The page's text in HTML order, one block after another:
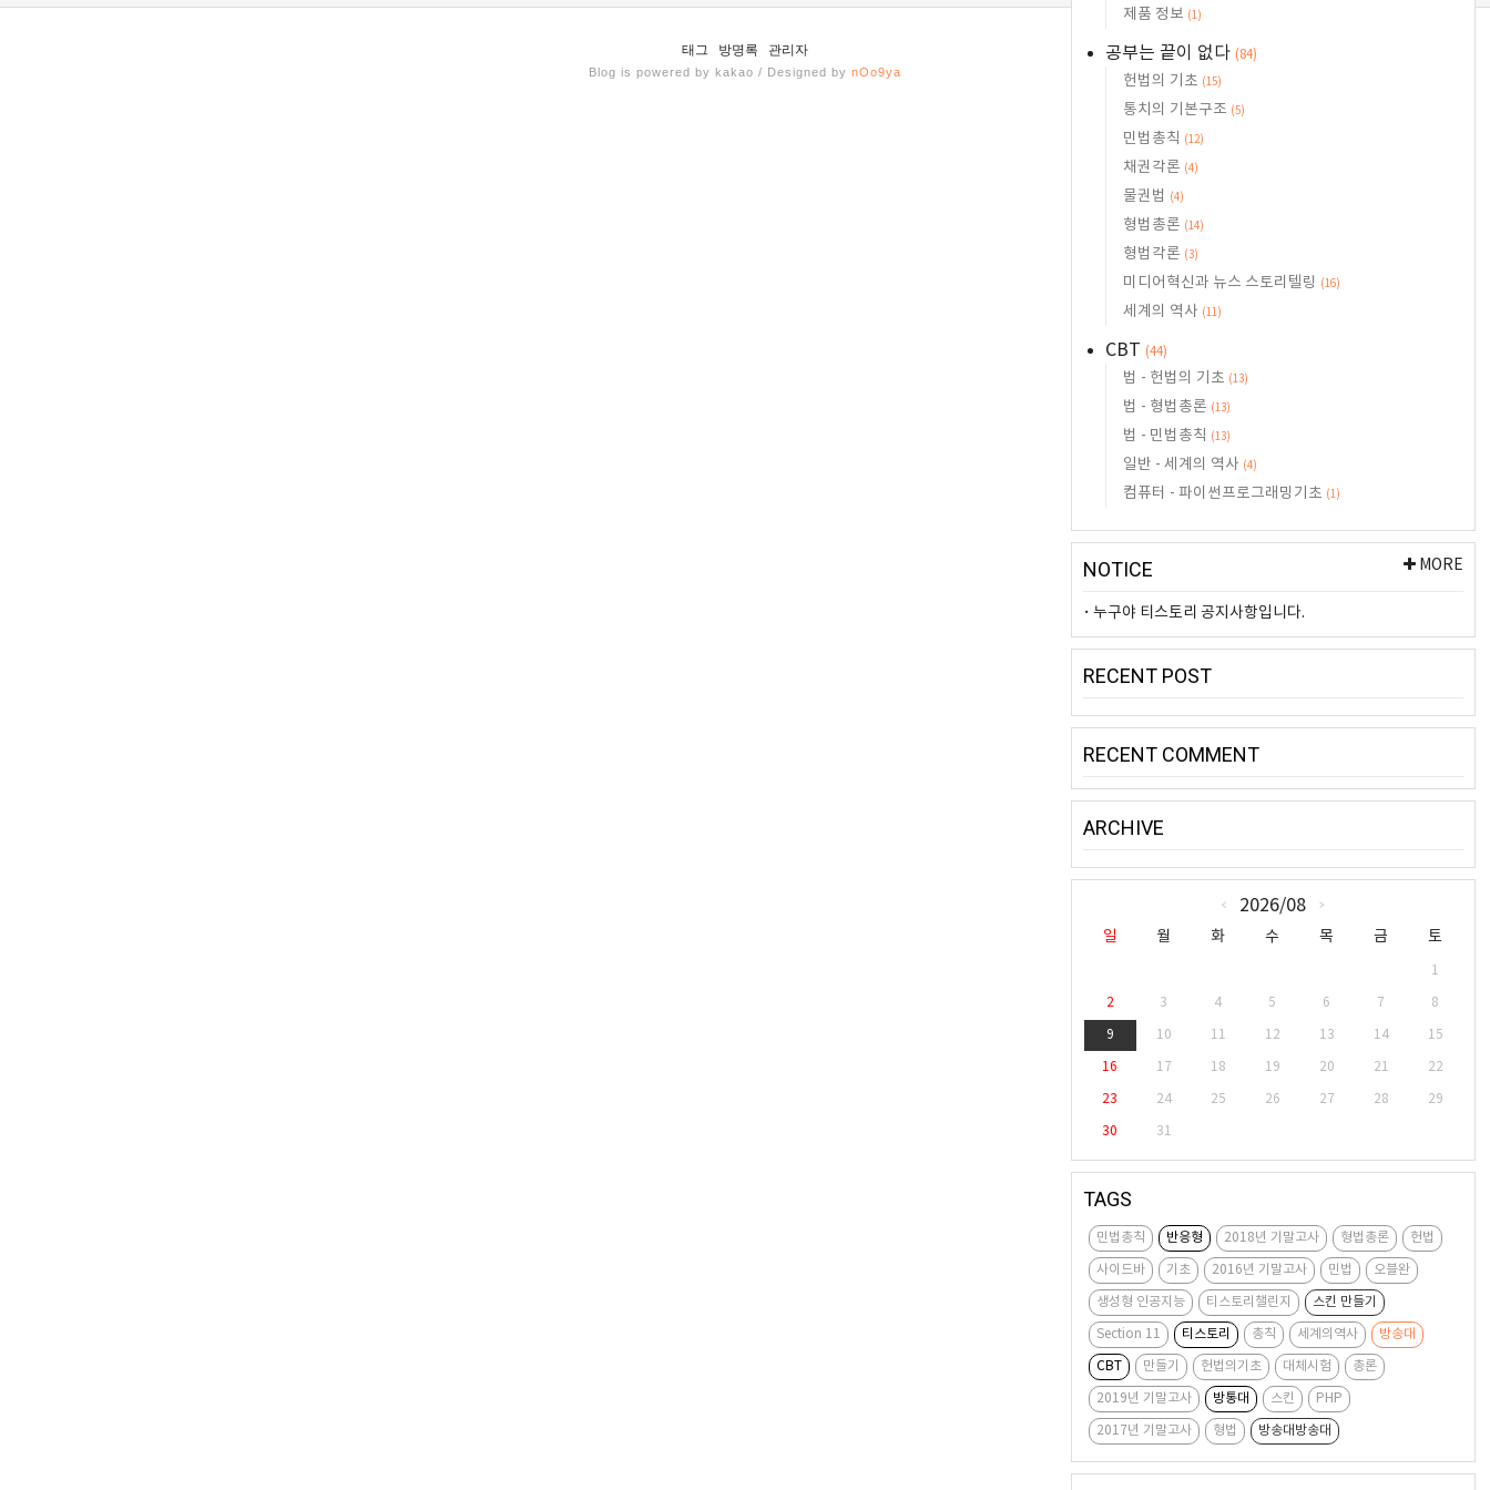
제품 정보 (1)
공부는 끝이 없다 (84)
헌법의 기초 (15)
통치의 기본구조 (5)
민법총칙 (12)
채권각론 (4)
물권법 (4)
형법총론 (14)
형법각론 (3)
미디어혁신과 뉴스 스토리텔링 (16)
세계의 역사 (11)
CBT (44)
법 - 헌법의 기초 (13)
법 - 형법총론 (13)
법 - 민법총칙 (13)
일반 - 세계의 역사 (4)
컴퓨터 - 파이썬프로그래밍기초 (1)
NOTICE
누구야 티스토리 공지사항입니다.
MORE
RECENT POST
RECENT COMMENT
ARCHIVE
« 2026/08 »
일 월 화 수 목 금 토
1
2 3 4 5 6 7 8
9 10 11 12 13 14 15
16 17 18 19 20 21 22
23 24 25 26 27 28 29
30 31
TAGS
민법총칙 반응형 2018년 기말고사 형법총론 헌법
사이드바 기초 2016년 기말고사 민법 오블완
생성형 인공지능 티스토리챌린지 스킨 만들기
Section 11 티스토리 총칙 세계의역사 방송대
CBT 만들기 헌법의기초 대체시험 총론
2019년 기말고사 방통대 스킨 PHP
2017년 기말고사 형법 방송대방송대
태그 방명록 관리자
Blog is powered by kakao / Designed by nOo9ya